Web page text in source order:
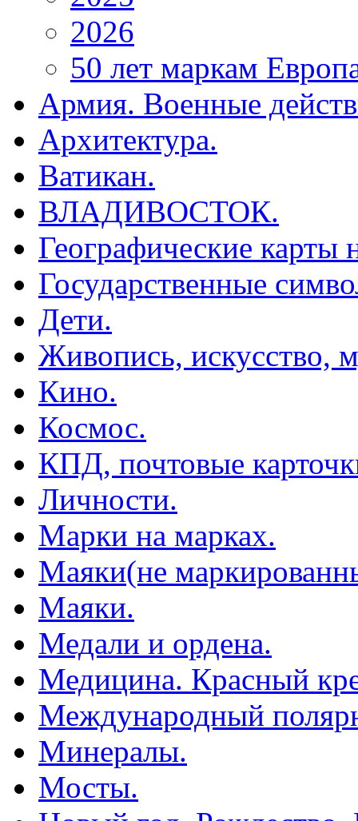
2026
50 лет маркам
Армия. Военные
Архитектура.
Ватикан.
ВЛАДИВОСТОК.
Географические карты
Государственные
Дети.
Живопись, искусство,
Кино.
Космос.
КПД, почтовые
Личности.
Марки на марках.
Маяки(не
Маяки.
Медали и ордена.
Медицина. Красный
Международный
Минералы.
Мосты.